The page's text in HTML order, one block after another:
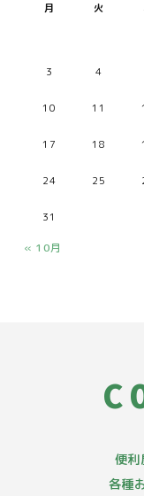
月
火
3 4
10 11
17 18
24 25
31
« 10月
便利
各種